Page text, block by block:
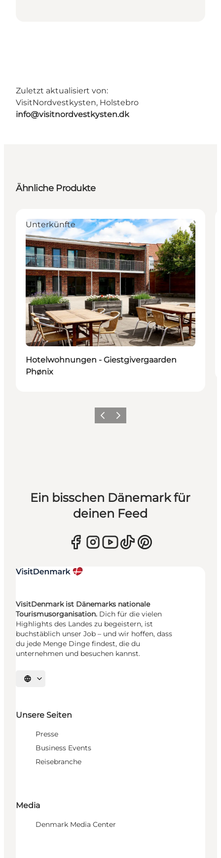
Zuletzt aktualisiert von:
VisitNordvestkysten, Holstebro
info@visitnordvestkysten.dk
Ähnliche Produkte
Unterkünfte
Hotelwohnungen - Giestgivergaarden
Phønix
ZurückWeiter
Ein bisschen Dänemark für
deinen Feed
VisitDenmark ist Dänemarks nationale
Tourismusorganisation. Dich für die vielen
Highlights des Landes zu begeistern, ist
buchstäblich unser Job – und wir hoffen, dass
du jede Menge Dinge findest, die du
unternehmen und besuchen kannst.
Sprache auswählen
Unsere Seiten
Presse
Business Events
Reisebranche
Media
Denmark Media Center